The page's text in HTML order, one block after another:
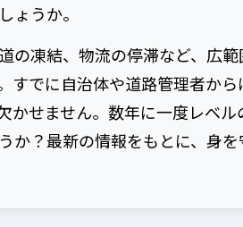
ょうか。
の凍結、物流の停滞など、広
すでに自治体や道路管理者か
かせません。数年に一度レベ
か？最新の情報をもとに、身